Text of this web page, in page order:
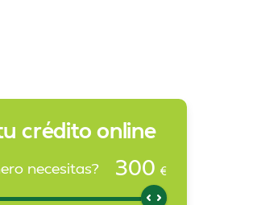
crédito online
necesitas? 300 €